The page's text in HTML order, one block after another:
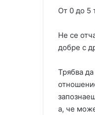
От 0 до 5
Не се
добре с
Трябва
а, че